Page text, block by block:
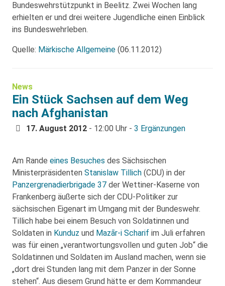
Bundeswehrstützpunkt in Beelitz. Zwei Wochen lang
erhielten er und drei weitere Jugendliche einen Einblick
ins Bundeswehrleben.
Quelle: Märkische Allgemeine (06.11.2012)
News
Ein Stück Sachsen auf dem Weg
nach Afghanistan
17. August 2012 - 12:00 Uhr - 3 Ergänzungen
Am Rande eines Besuches des Sächsischen
Ministerpräsidenten Stanislaw Tillich (CDU) in der
Panzergrenadierbrigade 37 der Wettiner-Kaserne von
Frankenberg äußerte sich der CDU-Politiker zur
sächsischen Eigenart im Umgang mit der Bundeswehr.
Tillich habe bei einem Besuch von Soldatinnen und
Soldaten in Kunduz und Mazār-i Scharif im Juli erfahren
was für einen „verantwortungsvollen und guten Job“ die
Soldatinnen und Soldaten im Ausland machen, wenn sie
„dort drei Stunden lang mit dem Panzer in der Sonne
stehen“. Aus diesem Grund hätte er dem Kommandeur